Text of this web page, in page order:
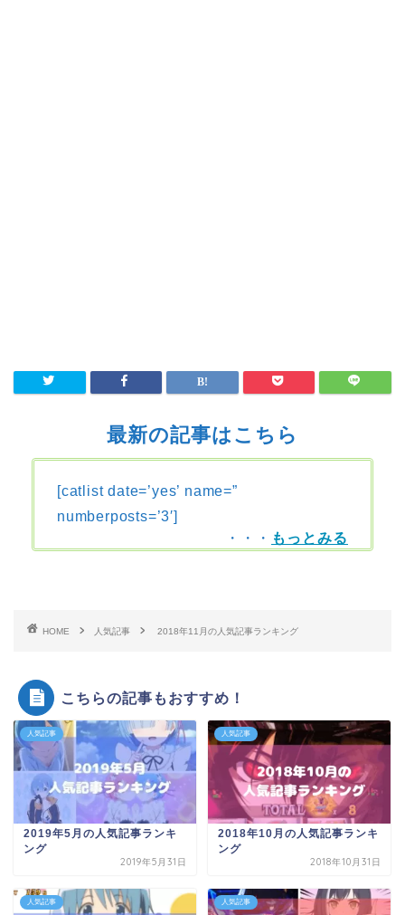
最新の記事はこちら
[catlist date=’yes’ name=”
numberposts=’3′]
・・・ もっとみる
HOME 人気記事 2018年11月の人気記事ランキング
こちらの記事もおすすめ！
人気記事
2019年5月の人気記事ランキ
ング
2019年5月31日
人気記事
2018年10月の人気記事ランキ
ング
2018年10月31日
人気記事 人気記事